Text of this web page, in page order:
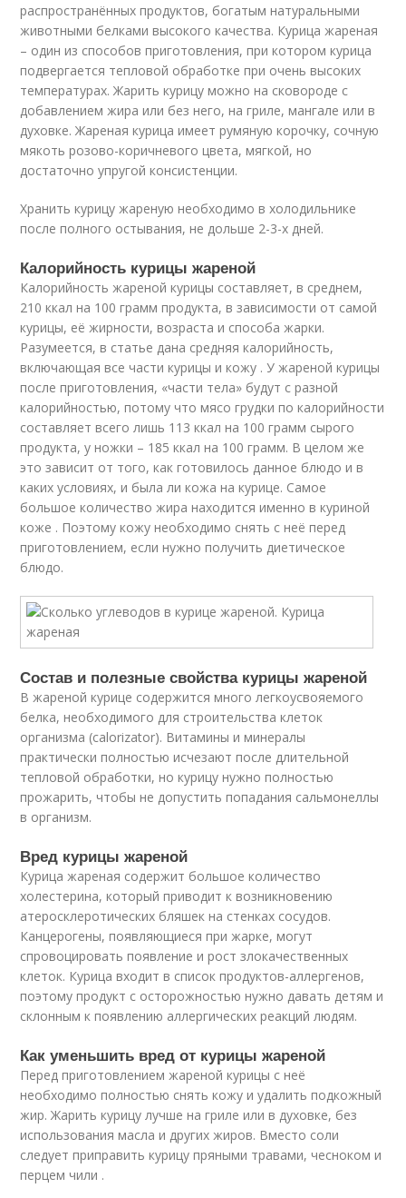
распространённых продуктов, богатым натуральными
животными белками высокого качества. Курица жареная
– один из способов приготовления, при котором курица
подвергается тепловой обработке при очень высоких
температурах. Жарить курицу можно на сковороде с
добавлением жира или без него, на гриле, мангале или в
духовке. Жареная курица имеет румяную корочку, сочную
мякоть розово-коричневого цвета, мягкой, но
достаточно упругой консистенции.
Хранить курицу жареную необходимо в холодильнике
после полного остывания, не дольше 2-3-х дней.
Калорийность курицы жареной
Калорийность жареной курицы составляет, в среднем,
210 ккал на 100 грамм продукта, в зависимости от самой
курицы, её жирности, возраста и способа жарки.
Разумеется, в статье дана средняя калорийность,
включающая все части курицы и кожу . У жареной курицы
после приготовления, «части тела» будут с разной
калорийностью, потому что мясо грудки по калорийности
составляет всего лишь 113 ккал на 100 грамм сырого
продукта, у ножки – 185 ккал на 100 грамм. В целом же
это зависит от того, как готовилось данное блюдо и в
каких условиях, и была ли кожа на курице. Самое
большое количество жира находится именно в куриной
коже . Поэтому кожу необходимо снять с неё перед
приготовлением, если нужно получить диетическое
блюдо.
Состав и полезные свойства курицы жареной
В жареной курице содержится много легкоусвояемого
белка, необходимого для строительства клеток
организма (calorizator). Витамины и минералы
практически полностью исчезают после длительной
тепловой обработки, но курицу нужно полностью
прожарить, чтобы не допустить попадания сальмонеллы
в организм.
Вред курицы жареной
Курица жареная содержит большое количество
холестерина, который приводит к возникновению
атеросклеротических бляшек на стенках сосудов.
Канцерогены, появляющиеся при жарке, могут
спровоцировать появление и рост злокачественных
клеток. Курица входит в список продуктов-аллергенов,
поэтому продукт с осторожностью нужно давать детям и
склонным к появлению аллергических реакций людям.
Как уменьшить вред от курицы жареной
Перед приготовлением жареной курицы с неё
необходимо полностью снять кожу и удалить подкожный
жир. Жарить курицу лучше на гриле или в духовке, без
использования масла и других жиров. Вместо соли
следует приправить курицу пряными травами, чесноком и
перцем чили .